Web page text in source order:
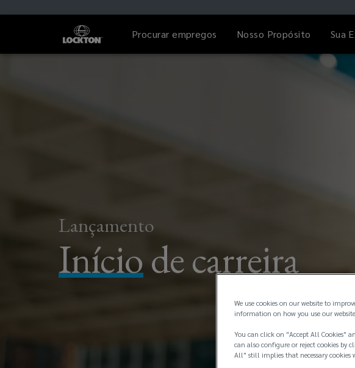
Procurar empregos Nosso Propósito Sua
Lançamento
Iníciode carreira
We use cookies on our website to
information on how you use our
You can click on "Accept All Cookies"
can also configure or reject cookies by
All" still implies that necessary cookies